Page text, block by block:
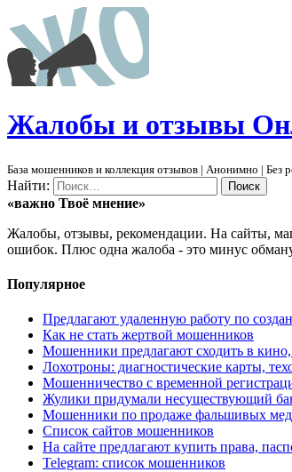
Жалобы и отзывы О
База мошенников и коллекция отзывов | Анонимно | Без
Найти:
«важно Твоё мнение»
Жалобы, отзывы, рекомендации. На сайты,
ошибок. Плюс одна жалоба - это минус
Популярное
Предлагают удаленную работу по
Как не стать жертвой мошенников
Мошенники предлагают сходить в кино,
Лохотроны: диагностические карты,
Мошенничество с временной
Жулики придумали несуществующий
Мошенники по продаже фальшивых
Список сайтов мошенников
На сайте предлагают купить права,
Telegram: список мошенников